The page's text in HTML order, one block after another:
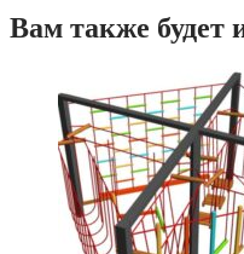
Вам также будет